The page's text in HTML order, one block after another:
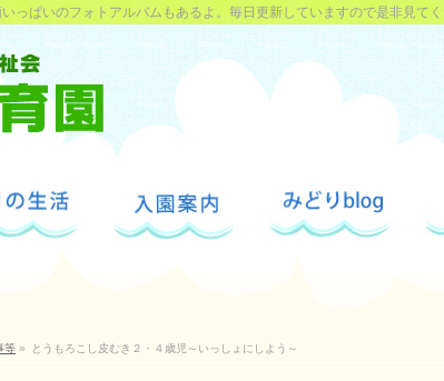
っぱいのフォトアルバムもあるよ。毎日更新していますので是非見てく
等 » とうもろこし皮むき２・４歳児～いっしょにしよう～